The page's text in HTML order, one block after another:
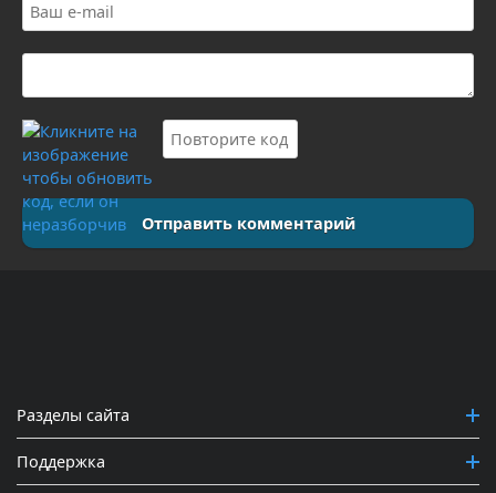
Отправить комментарий
Разделы сайта
Поддержка